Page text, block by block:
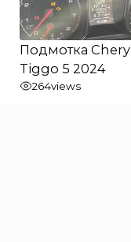
Подмотка Chery
Tiggo 5 2024
264views